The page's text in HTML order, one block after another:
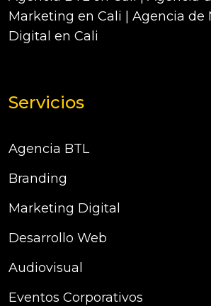
Marketing en Cali | Agencia de
Digital en Cali
Servicios
Agencia BTL
Branding
Marketing Digital
Desarrollo Web
Audiovisual
Eventos Corporativos